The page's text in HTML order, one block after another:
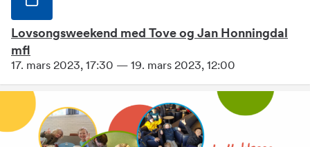
Lovsongsweekend med Tove og Jan Honningdal
mfl
17. mars 2023, 17:30 — 19. mars 2023, 12:00